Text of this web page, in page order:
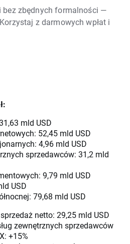
bez zbędnych formalności —
z darmowych wpłat i
mld USD
52,45 mld USD
4,96 mld USD
sprzedawców: 31,2 mld
9,79 mld USD
USD
79,68 mld USD
netto: 29,25 mld USD
zewnętrznych sprzedawców
+15%